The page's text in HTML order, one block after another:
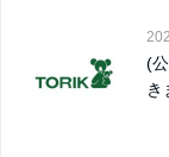
(
き